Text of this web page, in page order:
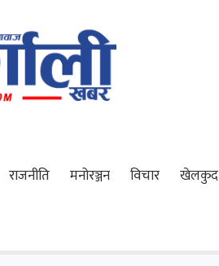
राजनीति मनोरञ्जन विचार खेलकुद